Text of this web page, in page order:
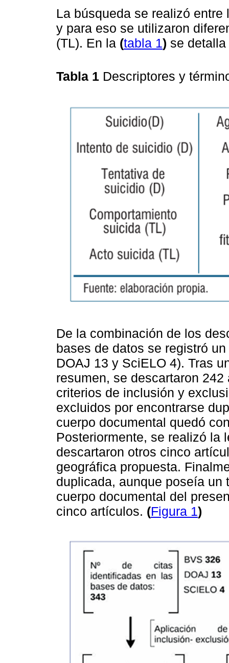
La búsqueda se realizó
y para eso se utilizaron
(TL). En la (tabla 1) se
Tabla 1 Descriptores y
De la combinación de los
bases de datos se registró
DOAJ 13 y SciELO 4). Tras
resumen, se descartaron
criterios de inclusión y
excluidos por encontrarse
cuerpo documental quedó
Posteriormente, se realizó la
descartaron otros cinco
geográfica propuesta.
duplicada, aunque poseía un
cuerpo documental del
cinco artículos. (Figura 1)